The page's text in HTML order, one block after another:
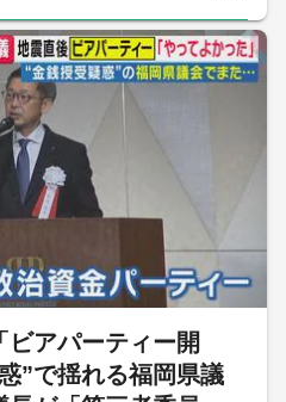
アパーティー開
”で揺れる福岡県議